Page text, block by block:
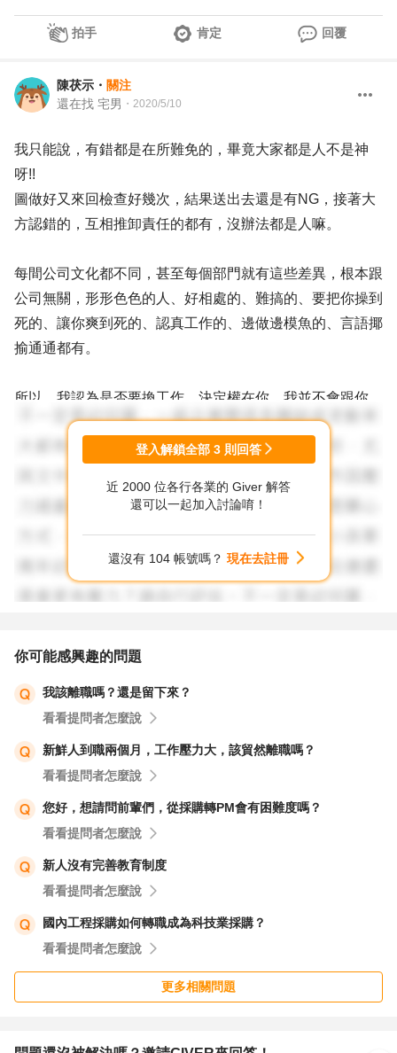
拍手 肯定 回覆
陳茯示 ・ 關注
還在找 宅男 ・ 2020/5/10
我只能說，有錯都是在所難免的，畢竟大家都是人不是神
呀!!
圖做好又來回檢查好幾次，結果送出去還是有NG，接著大
方認錯的，互相推卸責任的都有，沒辦法都是人嘛。
每間公司文化都不同，甚至每個部門就有這些差異，根本跟
公司無關，形形色色的人、好相處的、難搞的、要把你操到
死的、讓你爽到死的、認真工作的、邊做邊模魚的、言語揶
揄通通都有。
所以，我認為是否要換工作，決定權在你，我並不會跟你
說：「時機不好，先待著好了」。做的不爽就是不爽，健康
都出問題了，一秒鐘都覺得很難受，還繼續待著勒~
我個人是覺得，健康無價，身體健康比較重要啦!!做傷害健
康的工作是一點都不值得，賺的錢都買藥看醫生去了。
問題就是家人碎碎念很煩吧!!然後在有新的收入前，存款只
如果你還承受的住的話，我會建議你找到下一份工作在離
至於下一個遇到的是否是符合你的，運氣、緣份啦!!
登入解鎖全部 3 則回答
近 2000 位各行各業的 Giver 解答
還可以一起加入討論唷！
還沒有 104 帳號嗎？ 現在去註冊
你可能感興趣的問題
我該離職嗎？還是留下來？
看看提問者怎麼說
新鮮人到職兩個月，工作壓力大，該貿然離職嗎？
看看提問者怎麼說
您好，想請問前輩們，從採購轉PM會有困難度嗎？
看看提問者怎麼說
新人沒有完善教育制度
看看提問者怎麼說
國內工程採購如何轉職成為科技業採購？
看看提問者怎麼說
更多相關問題